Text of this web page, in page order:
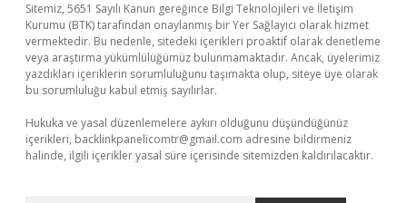
Sitemiz, 5651 Sayılı Kanun gereğince Bilgi Teknolojileri ve İletişim
Kurumu (BTK) tarafından onaylanmış bir Yer Sağlayıcı olarak hizmet
vermektedir. Bu nedenle, sitedeki içerikleri proaktif olarak denetleme
veya araştırma yükümlülüğümüz bulunmamaktadır. Ancak, üyelerimiz
yazdıkları içeriklerin sorumluluğunu taşımakta olup, siteye üye olarak
bu sorumluluğu kabul etmiş sayılırlar.
Hukuka ve yasal düzenlemelere aykırı olduğunu düşündüğünüz
içerikleri, backlinkpanelicomtr@gmail.com adresine bildirmeniz
halinde, ilgili içerikler yasal süre içerisinde sitemizden kaldırılacaktır.